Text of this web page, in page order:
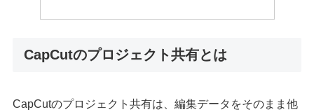
CapCutのプロジェクト共有とは
CapCutのプロジェクト共有は、編集データをそのまま他